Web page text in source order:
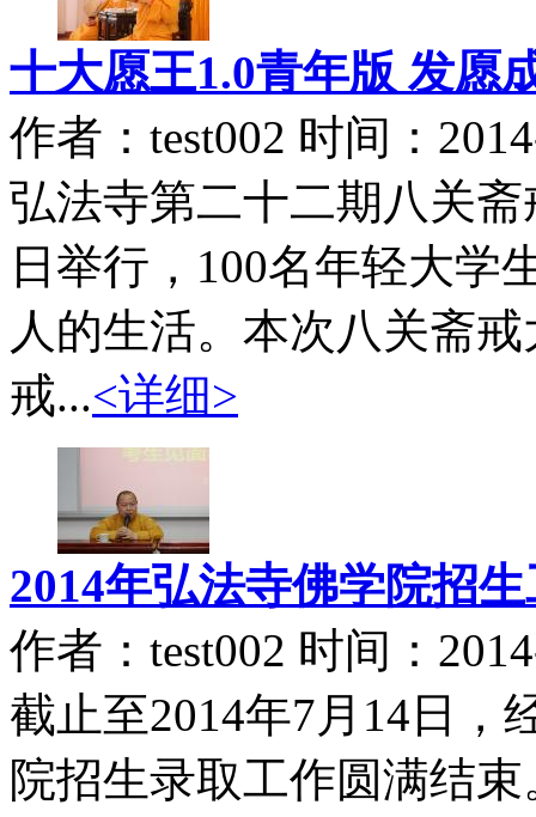
十大愿王1.0青年版 发
作者：test002 时间：
弘法寺第二十二期八关
日举行，100名年轻大学
人的生活。本次八关斋
戒...<详细>
2014年弘法寺佛学院招
作者：test002 时间：
截止至2014年7月14日，
院招生录取工作圆满结